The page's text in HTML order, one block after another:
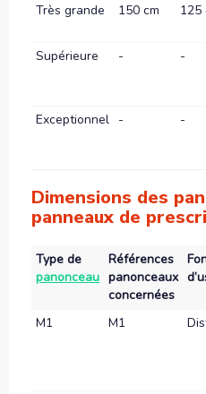
Très grande
150 cm 125
Supérieure
- -
Exceptionnel - -
Dimensions des
panneaux de
Type de
panonceau
Références
panonceaux
concernées
M1
M1